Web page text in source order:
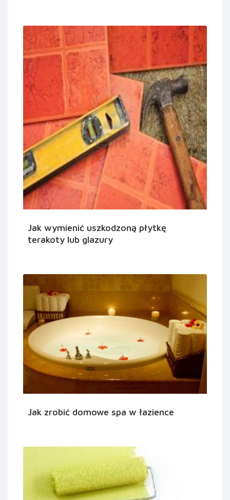
Jak wymienić uszkodzoną płytkę
terakoty lub glazury
Jak zrobić domowe spa w łazience